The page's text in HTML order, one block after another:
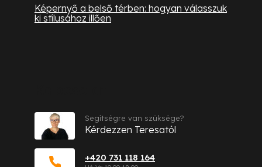
Képernyő a belső térben: hogyan válasszuk
ki stílusához illően
+420 731 118 164
Segítségre van szüksége?
Kérdezzen Teresatól